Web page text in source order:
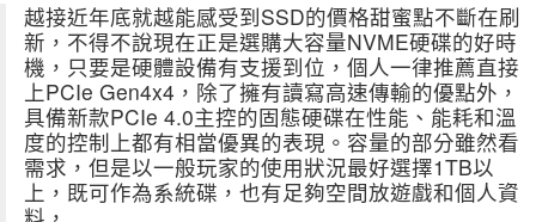
越接近年底就越能感受到SSD的價格甜蜜點不斷在刷
新，不得不說現在正是選購大容量NVME硬碟的好時
機，只要是硬體設備有支援到位，個人一律推薦直接
上PCIe Gen4x4，除了擁有讀寫高速傳輸的優點外，
具備新款PCIe 4.0主控的固態硬碟在性能、能耗和溫
度的控制上都有相當優異的表現。容量的部分雖然看
需求，但是以一般玩家的使用狀況最好選擇1TB以
上，既可作為系統碟，也有足夠空間放遊戲和個人資